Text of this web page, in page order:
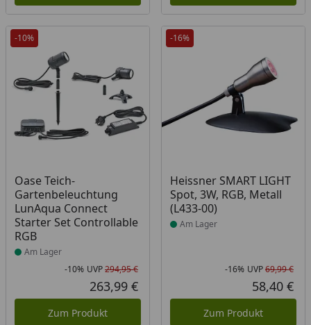
-10%
Oase Teich-
Gartenbeleuchtung
LunAqua Connect
Starter Set Controllable
RGB
Produkt am Lager
Am Lager
Rabatt in Prozent
-10%
Ursprünglicher Preis
UVP294,95 €
Aktueller Preis
263,99 €
Zum Produkt
-16%
Heissner SMART LIGHT
Spot, 3W, RGB, Metall
(L433-00)
Produkt am Lager
Am Lager
-16% UVP69,99 €
58,40 €
Zum Produkt